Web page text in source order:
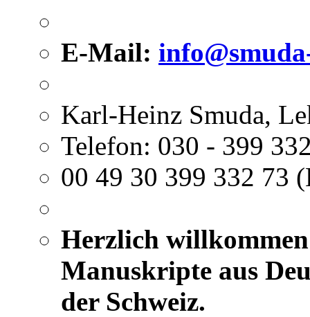
E-Mail:
Karl-Heinz Smuda,
Telefon: 030 - 399
00 49 30 399 332 73
Herzlich
Manuskripte aus
der Schweiz.